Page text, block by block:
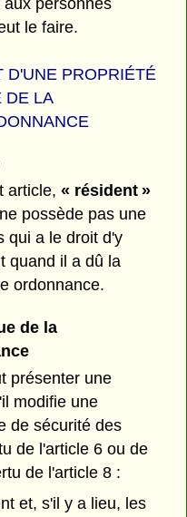
le faire.
D'UNE PROPRIÉTÉ
DE LA
article,« résident »
possède pas une
qui a le droit d'y
quand il a dû la
ordonnance.
de la
présenter une
modifie une
de sécurité des
de l'article 6 ou de
de l'article 8 :
et, s'il y a lieu, les